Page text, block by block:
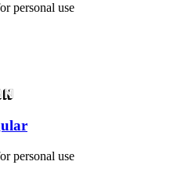
personal use
personal use